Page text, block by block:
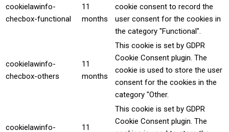
cookielawinfo-
checbox-functional
11
months
cookie consent to record the
user consent for the cookies in
the category "Functional".
cookielawinfo-
checbox-others
11
months
This cookie is set by GDPR
Cookie Consent plugin. The
cookie is used to store the user
consent for the cookies in the
category "Other.
cookielawinfo-
11
This cookie is set by GDPR
Cookie Consent plugin. The